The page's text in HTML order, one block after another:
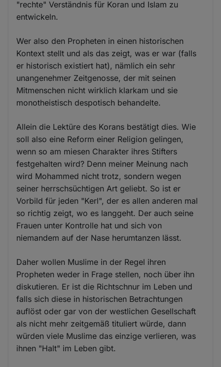
"rechte" Verständnis für Koran und Islam zu
entwickeln.
Wer also den Propheten in einen historischen
Kontext stellt und als das zeigt, was er war (falls
er historisch existiert hat), nämlich ein sehr
unangenehmer Zeitgenosse, der mit seinen
Mitmenschen nicht wirklich klarkam und sie
monotheistisch despotisch behandelte.
Allein die Lektüre des Korans bestätigt dies. Wie
soll also eine Reform einer Religion gelingen,
wenn so am miesen Charakter ihres Stifters
festgehalten wird? Denn meiner Meinung nach
wird Mohammed nicht trotz, sondern wegen
seiner herrschsüchtigen Art geliebt. So ist er
Vorbild für jeden "Kerl", der es allen anderen mal
so richtig zeigt, wo es langgeht. Der auch seine
Frauen unter Kontrolle hat und sich von
niemandem auf der Nase herumtanzen lässt.
Daher wollen Muslime in der Regel ihren
Propheten weder in Frage stellen, noch über ihn
diskutieren. Er ist die Richtschnur im Leben und
falls sich diese in historischen Betrachtungen
auflöst oder gar von der westlichen Gesellschaft
als nicht mehr zeitgemäß tituliert würde, dann
würden viele Muslime das einzige verlieren, was
ihnen "Halt" im Leben gibt.